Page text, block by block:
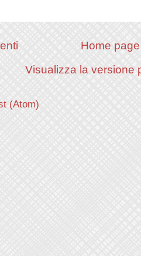
Home page
Visualizza la versione
(Atom)